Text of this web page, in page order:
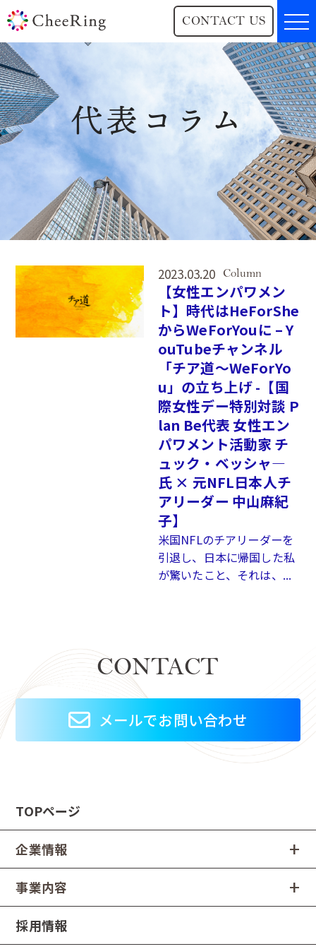
CONTACT US
代表コラム
2023.03.20 Column
【女性エンパワメン
ト】時代はHeForShe
からWeForYouに – Y
ouTubeチャンネル
「チア道～WeForYo
u」の立ち上げ -【国
際女性デー特別対談 P
lan Be代表 女性エン
パワメント活動家 チ
ュック・ベッシャ―
氏 × 元NFL日本人チ
アリーダー 中山麻紀
子】
米国NFLのチアリーダーを
引退し、日本に帰国した私
が驚いたこと、それは、...
CONTACT
メールでお問い合わせ
TOPページ
企業情報
事業内容
採用情報